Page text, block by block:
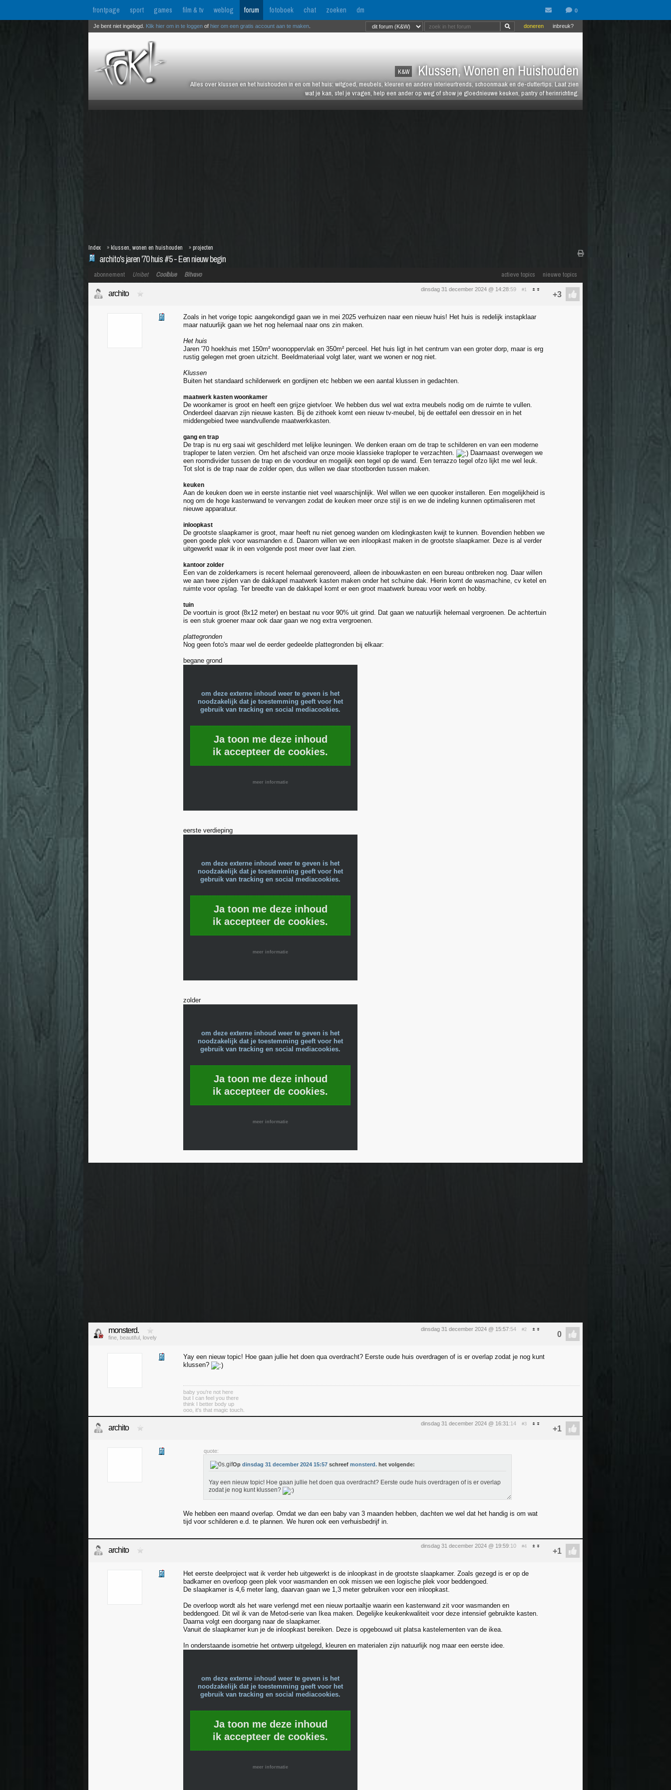
frontpage sport games film & tv weblog forum fotoboek chat zoeken dm
K&W Klussen, Wonen en Huishouden
Alles over klussen en het huishouden in en om het huis: witgoed, meubels, kleuren en andere interieurtrends, schoonmaak en de-cluttertips. Laat zien
wat je kan, stel je vragen, help een ander op weg of show je gloednieuwe keuken, pantry of herinrichting.
inbreuk?
doneren
Je bent niet ingelogd. Klik hier om in te loggen of hier om een gratis account aan te maken
archito's jaren '70 huis #5 - Een nieuw begin
Index »klussen, wonen en huishouden » projecten
actieve topics nieuwe topics
abonnement Unibet Coolblue Bitvavo
dinsdag 31 december 2024 @ 14:28:59 #1
archito
Zoals in het vorige topic aangekondigd gaan we in mei 2025 verhuizen naar een nieuw huis! Het huis is redelijk instapklaar
maar natuurlijk gaan we het nog helemaal naar ons zin maken.
Het huis
Jaren '70 hoekhuis met 150m² woonoppervlak en 350m² perceel. Het huis ligt in het centrum van een groter dorp, maar is erg
rustig gelegen met groen uitzicht. Beeldmateriaal volgt later, want we wonen er nog niet.
Klussen
Buiten het standaard schilderwerk en gordijnen etc hebben we een aantal klussen in gedachten.
maatwerk kasten woonkamer
De woonkamer is groot en heeft een grijze gietvloer. We hebben dus wel wat extra meubels nodig om de ruimte te vullen.
Onderdeel daarvan zijn nieuwe kasten. Bij de zithoek komt een nieuw tv-meubel, bij de eettafel een dressoir en in het
middengebied twee wandvullende maatwerkkasten.
gang en trap
De trap is nu erg saai wit geschilderd met lelijke leuningen. We denken eraan om de trap te schilderen en van een moderne
traploper te laten verzien. Om het afscheid van onze mooie klassieke traploper te verzachten.
Daarnaast overwegen we
een roomdivider tussen de trap en de voordeur en mogelijk een tegel op de wand. Een terrazzo tegel ofzo lijkt me wel leuk.
Tot slot is de trap naar de zolder open, dus willen we daar stootborden tussen maken.
keuken
Aan de keuken doen we in eerste instantie niet veel waarschijnlijk. Wel willen we een quooker installeren. Een mogelijkheid is
nog om de hoge kastenwand te vervangen zodat de keuken meer onze stijl is en we de indeling kunnen optimaliseren met
nieuwe apparatuur.
inloopkast
De grootste slaapkamer is groot, maar heeft nu niet genoeg wanden om kledingkasten kwijt te kunnen. Bovendien hebben we
geen goede plek voor wasmanden e.d. Daarom willen we een inloopkast maken in de grootste slaapkamer. Deze is al verder
uitgewerkt waar ik in een volgende post meer over laat zien.
kantoor zolder
Een van de zolderkamers is recent helemaal gerenoveerd, alleen de inbouwkasten en een bureau ontbreken nog. Daar willen
we aan twee zijden van de dakkapel maatwerk kasten maken onder het schuine dak. Hierin komt de wasmachine, cv ketel en
ruimte voor opslag. Ter breedte van de dakkapel komt er een groot maatwerk bureau voor werk en hobby.
tuin
De voortuin is groot (8x12 meter) en bestaat nu voor 90% uit grind. Dat gaan we natuurlijk helemaal vergroenen. De achtertuin
is een stuk groener maar ook daar gaan we nog extra vergroenen.
plattegronden
Nog geen foto's maar wel de eerder gedeelde plattegronden bij elkaar:
begane grond
om deze externe inhoud weer te geven is het
noodzakelijk dat je toestemming geeft voor het
gebruik van tracking en social mediacookies.
Ja toon me deze inhoud
ik accepteer de cookies.
meer informatie
eerste verdieping
om deze externe inhoud weer te geven is het
noodzakelijk dat je toestemming geeft voor het
gebruik van tracking en social mediacookies.
Ja toon me deze inhoud
ik accepteer de cookies.
meer informatie
zolder
om deze externe inhoud weer te geven is het
noodzakelijk dat je toestemming geeft voor het
gebruik van tracking en social mediacookies.
Ja toon me deze inhoud
ik accepteer de cookies.
meer informatie
dinsdag 31 december 2024 @ 15:57:54 #2
monsterd.
fine, beautiful, lovely
Yay een nieuw topic! Hoe gaan jullie het doen qua overdracht? Eerste oude huis overdragen of is er overlap zodat je nog kunt
klussen?
baby you're not here
but I can feel you there
think I better body up
ooo, it's that magic touch.
dinsdag 31 december 2024 @ 16:31 :14 #3
archito
quote:
Op dinsdag 31 december 2024 15:57 schreef monsterd. het volgende:
Yay een nieuw topic! Hoe gaan jullie het doen qua overdracht? Eerste oude huis overdragen of is er overlap
zodat je nog kunt klussen?
We hebben een maand overlap. Omdat we dan een baby van 3 maanden hebben, dachten we wel dat het handig is om wat
tijd voor schilderen e.d. te plannen. We huren ook een verhuisbedrijf in.
dinsdag 31 december 2024 @ 19:59:10 #4
archito
Het eerste deelproject wat ik verder heb uitgewerkt is de inloopkast in de grootste slaapkamer. Zoals gezegd is er op de
badkamer en overloop geen plek voor wasmanden en ook missen we een logische plek voor beddengoed.
De slaapkamer is 4,6 meter lang, daarvan gaan we 1,3 meter gebruiken voor een inloopkast.
De overloop wordt als het ware verlengd met een nieuw portaaltje waarin een kastenwand zit voor wasmanden en
beddengoed. Dit wil ik van de Metod-serie van Ikea maken. Degelijke keukenkwaliteit voor deze intensief gebruikte kasten.
Daarna volgt een doorgang naar de slaapkamer.
Vanuit de slaapkamer kun je de inloopkast bereiken. Deze is opgebouwd uit platsa kastelementen van de ikea.
In onderstaande isometrie het ontwerp uitgelegd, kleuren en materialen zijn natuurlijk nog maar een eerste idee.
om deze externe inhoud weer te geven is het
noodzakelijk dat je toestemming geeft voor het
gebruik van tracking en social mediacookies.
Ja toon me deze inhoud
ik accepteer de cookies.
meer informatie